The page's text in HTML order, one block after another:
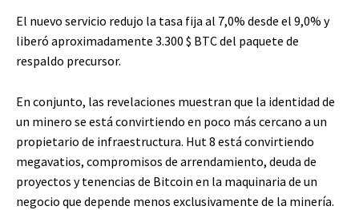
El nuevo servicio redujo la tasa fija al 7,0% desde el 9,0% y
liberó aproximadamente 3.300 $ BTCdel paquete de
respaldo precursor.
En conjunto, las revelaciones muestran que la identidad de
un minero se está convirtiendo en poco más cercano a un
propietario de infraestructura. Hut 8 está convirtiendo
megavatios, compromisos de arrendamiento, deuda de
proyectos y tenencias de Bitcoin en la maquinaria de un
negocio que depende menos exclusivamente de la minería.